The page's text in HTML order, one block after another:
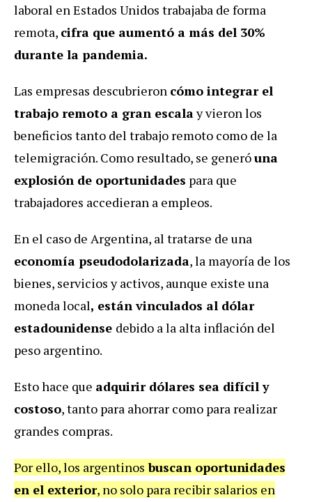
laboral en Estados Unidos trabajaba de forma
remota, cifra que aumentó a más del 30%
durante la pandemia.
Las empresas descubrieron cómo integrar el
trabajo remoto a gran escalay vieron los
beneficios tanto del trabajo remoto como de la
telemigración. Como resultado, se generóuna
explosión de oportunidades para que
trabajadores accedieran a empleos.
En el caso de Argentina, al tratarse de una
economía pseudodolarizada, la mayoría de los
bienes, servicios y activos, aunque existe una
moneda local, están vinculados al dólar
estadounidense debido a la alta inflación del
peso argentino.
Esto hace que adquirir dólares sea difícil y
costoso, tanto para ahorrar como para realizar
grandes compras.
Por ello, los argentinos buscan oportunidades
en el exterior, no solo para recibir salarios en